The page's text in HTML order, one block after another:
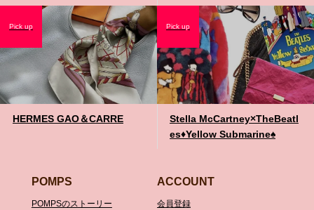
HERMES GAO＆CARRE
Pick up
Stella McCartney×TheBeatl
es♦️Yellow Submarine♠️
Pick up
POMPS
POMPSのストーリー
ACCOUNT
会員登録